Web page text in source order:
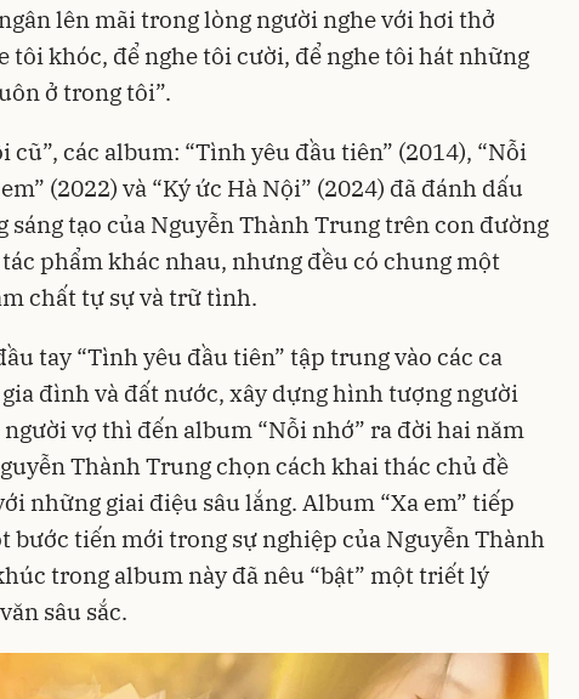
lên mãi trong lòng người nghe với hơi thở
tôi khóc, để nghe tôi cười, để nghe tôi hát những
ở trong tôi”.
cũ”, các album: “Tình yêu đầu tiên” (2014), “Nỗi
(2022) và “Ký ức Hà Nội” (2024) đã đánh dấu
sáng tạo của Nguyễn Thành Trung trên con đường
phẩm khác nhau, nhưng đều có chung một
chất tự sự và trữ tình.
tay “Tình yêu đầu tiên” tập trung vào các ca
đình và đất nước, xây dựng hình tượng người
người vợ thì đến album “Nỗi nhớ” ra đời hai năm
Thành Trung chọn cách khai thác chủ đề
những giai điệu sâu lắng. Album “Xa em” tiếp
bước tiến mới trong sự nghiệp của Nguyễn Thành
trong album này đã nêu “bật” một triết lý
sâu sắc.